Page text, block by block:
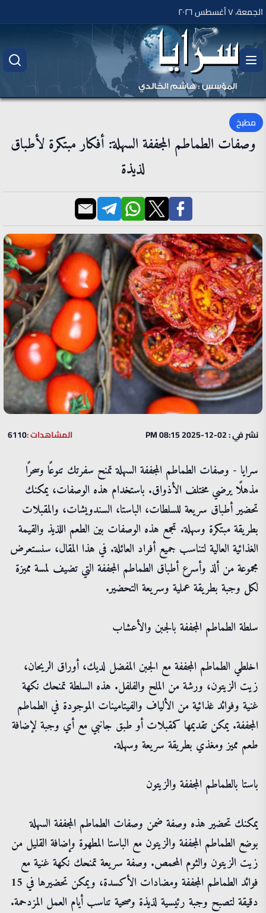
الجمعة، ٧ أغسطس ٢٠٢٦
مطبخ
وصفات الطماطم المجففة السهلة: أفكار مبتكرة لأطباق
لذيذة
نشر في : 02-12-2025 08:15 PM المشاهدات :6110
سرايا - وصفات الطماطم المجففة السهلة تمنح سفرتك تنوعًا وسحرًا
مذهلًا يرضي مختلف الأذواق. باستخدام هذه الوصفات، يمكنك
تحضير أطباق سريعة للسلطات، الباستا، السندويشات، والمقبلات
بطريقة مبتكرة وسهلة. تجمع هذه الوصفات بين الطعم اللذيذ والقيمة
الغذائية العالية لتناسب جميع أفراد العائلة. في هذا المقال، سنستعرض
مجموعة من ألذ وأسرع أطباق الطماطم المجففة التي تضيف لمسة مميزة
لكل وجبة بطريقة عملية وسريعة التحضير.
سلطة الطماطم المجففة بالجبن والأعشاب
اخلطي الطماطم المجففة مع الجبن المفضل لديك، أوراق الريحان،
زيت الزيتون، ورشة من الملح والفلفل. هذه السلطة تمنحك نكهة
غنية وفوائد غذائية من الألياف والفيتامينات الموجودة في الطماطم
المجففة. يمكن تقديمها كمقبلات أو طبق جانبي مع أي وجبة لإضافة
طعم مميز ومغذي بطريقة سريعة وسهلة.
باستا بالطماطم المجففة والزيتون
يمكنك تحضير هذه وصفة ضمن وصفات الطماطم المجففة السهلة
بوضع الطماطم المجففة والزيتون مع الباستا المطهوة وإضافة القليل من
زيت الزيتون والثوم المحمص. وصفة سريعة تمنحك نكهة غنية مع
فوائد الطماطم المجففة ومضادات الأكسدة، ويمكن تحضيرها في 15
دقيقة لتصبح وجبة رئيسية لذيذة وصحية تناسب أيام العمل المزدحمة.